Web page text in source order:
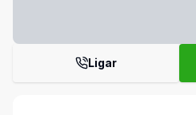
Ligar